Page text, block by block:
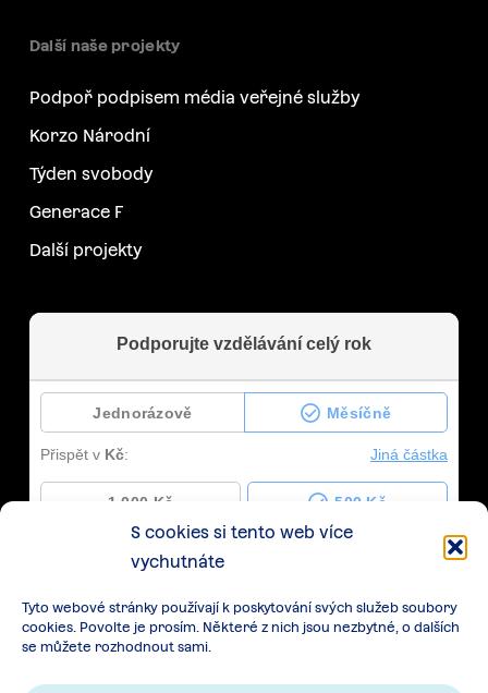
S cookies si tento web více
vychutnáte
Tyto webové stránky používají k poskytování svých služeb soubory
cookies. Povolte je prosím. Některé z nich jsou nezbytné, o dalších
se můžete rozhodnout sami.
Další naše projekty
Podpoř podpisem média veřejné služby
Korzo Národní
Týden svobody
Generace F
Další projekty